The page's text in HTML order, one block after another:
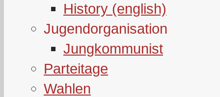
History (english)
Jugendorganisation
Jungkommunist
Parteitage
Wahlen